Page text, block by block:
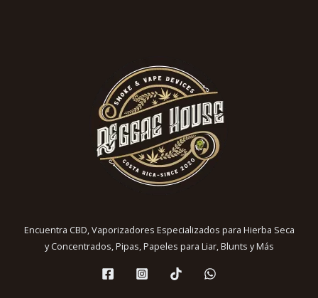
Encuentra CBD, Vaporizadores Especializados para Hierba Seca
y Concentrados, Pipas, Papeles para Liar, Blunts y Más